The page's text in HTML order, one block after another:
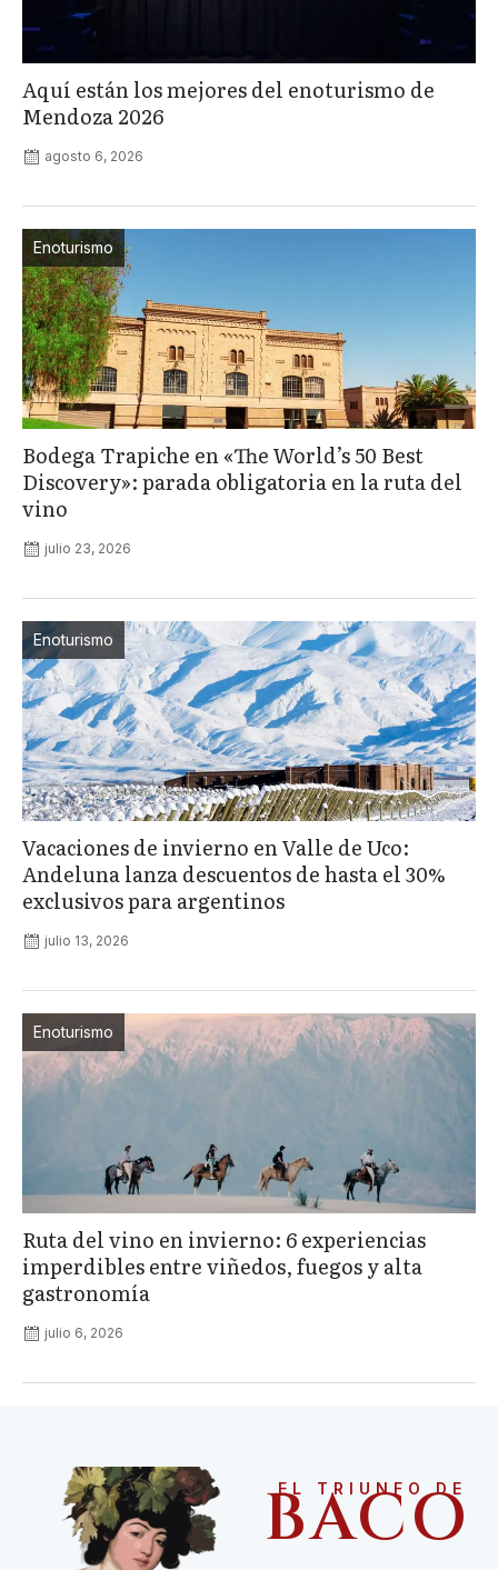
Aquí están los mejores del enoturismo de
Mendoza 2026
agosto 6, 2026
Enoturismo
Bodega Trapiche en «The World’s 50 Best
Discovery»: parada obligatoria en la ruta del
vino
julio 23, 2026
Enoturismo
Vacaciones de invierno en Valle de Uco:
Andeluna lanza descuentos de hasta el 30%
exclusivos para argentinos
julio 13, 2026
Enoturismo
Ruta del vino en invierno: 6 experiencias
imperdibles entre viñedos, fuegos y alta
gastronomía
julio 6, 2026
EL TRIUNFO DE
BACO